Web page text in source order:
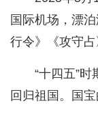
国际机场，漂
行令》《攻守占
“十四五”
回归祖国。国